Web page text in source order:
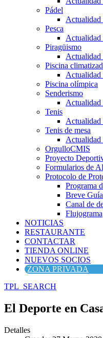
Pádel
Actualidad
Pesca
Actualidad
Piragüismo
Actualidad
Piscina
Actualidad
Piscina olímpica
Senderismo
Actualidad
Tenis
Actualidad
Tenis de mesa
Actualidad
OrgulloCMIS
Proyecto
Formularios de
Protocolo de
Programa
Breve
Canal de
Flujograma
NOTICIAS
RESTAURANTE
CONTACTAR
TIENDA ONLINE
NUEVOS SOCIOS
ZONA PRIVADA
TPL_SEARCH
El Deporte en
Detalles